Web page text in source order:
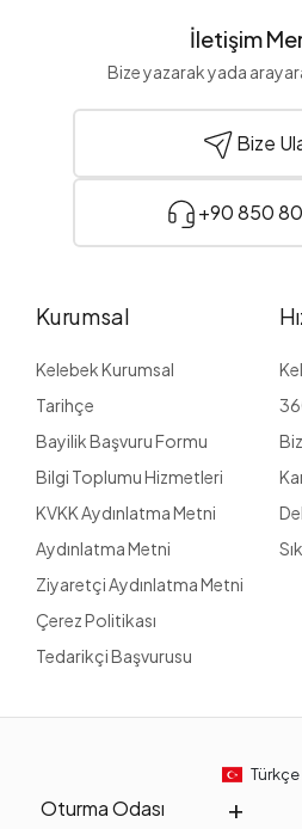
İletişim
Bize yazarak yada
Bize
+90 850
Kurumsal
Kelebek Kurumsal
Tarihçe
Bayilik Başvuru Formu
Bilgi Toplumu Hizmetleri
KVKK Aydınlatma Metni
Aydınlatma Metni
Ziyaretçi Aydınlatma Metni
Çerez Politikası
Tedarikçi Başvurusu
Oturma Odası
Türkçe